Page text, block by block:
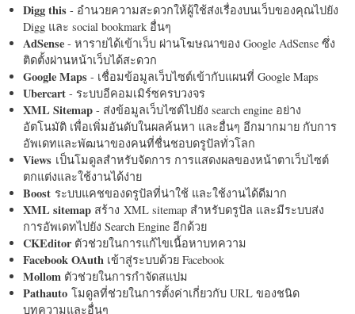
Digg this - อำนวยความสะดวกให้ผู้ใช้ส่งเรื่องบนเว็บของคุณไปยัง
Digg และ social bookmark อื่นๆ
AdSense - หารายได้เข้าเว็บ ผ่านโฆษณาของ Google AdSense ซึ่ง
ติดตั้งผ่านหน้าเว็บได้สะดวก
Google Maps - เชื่อมข้อมูลเว็บไซต์เข้ากับแผนที่ Google Maps
Ubercart - ระบบอีคอมเมิร์ซครบวงจร
XML Sitemap - ส่งข้อมูลเว็บไซต์ไปยัง search engine อย่าง
อัตโนมัติ เพื่อเพิ่มอันดับในผลค้นหา และอื่นๆ อีกมากมาย กับการ
อัพเดทและพัฒนาของคนที่ชื่นชอบดรูปัลทั่วโลก
Views เป็นโมดูลสำหรับจัดการ การแสดงผลของหน้าตาเว็บไซต์
ตกแต่งและใช้งานได้ง่าย
Boost ระบบแคชของดรูปัลที่น่าใช้ และใช้งานได้ดีมาก
XML sitemap สร้าง XML sitemap สำหรับดรูปัล และมีระบบส่ง
การอัพเดทไปยัง Search Engine อีกด้วย
CKEditorตัวช่วยในการแก้ไขเนื้อหาบทความ
Facebook OAuth เข้าสู่ระบบด้วย Facebook
Mollom ตัวช่วยในการกำจัดสแปม
Pathauto โมดูลที่ช่วยในการตั้งค่าเกี่ยวกับ URL ของชนิด
บทความและอื่นๆ